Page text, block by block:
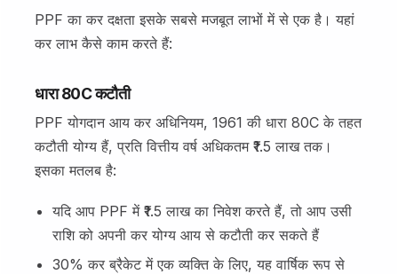
PPF का कर दक्षता इसके सबसे मजबूत लाभों में से एक है। यहां
कर लाभ कैसे काम करते हैं:
धारा 80C कटौती
PPF योगदान आय कर अधिनियम, 1961 की धारा 80C के तहत
कटौती योग्य हैं, प्रति वित्तीय वर्ष अधिकतम ₹1.5 लाख तक।
इसका मतलब है:
यदि आप PPF में ₹1.5 लाख का निवेश करते हैं, तो आप उसी
राशि को अपनी कर योग्य आय से कटौती कर सकते हैं
30% कर ब्रैकेट में एक व्यक्ति के लिए, यह वार्षिक रूप से